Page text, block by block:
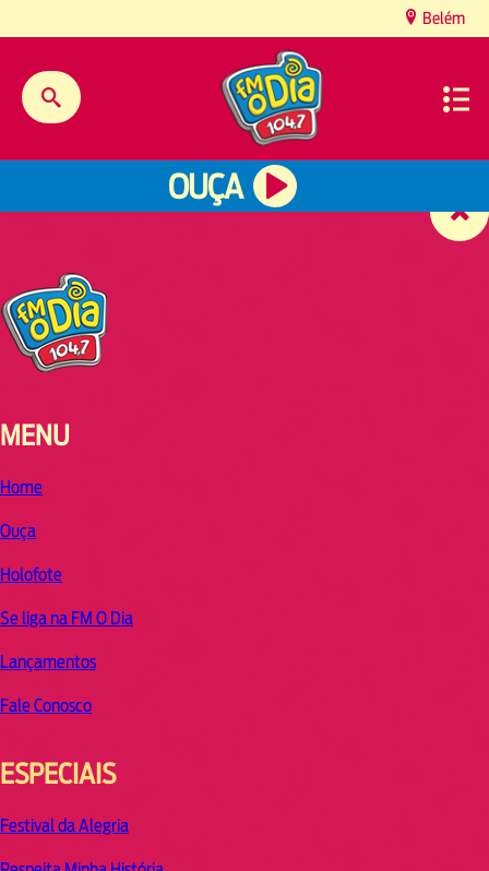
Belém
OUÇA
MENU
Home
Ouça
Holofote
Se liga na FM O Dia
Lançamentos
Fale Conosco
ESPECIAIS
Festival da Alegria